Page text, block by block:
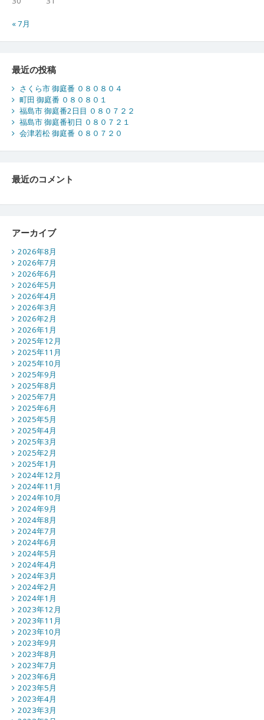
« 7月
最近の投稿
さくら市 御庭番 ０８０８０４
町田 御庭番 ０８０８０１
福島市 御庭番2日目 ０８０７２２
福島市 御庭番初日 ０８０７２１
会津若松 御庭番 ０８０７２０
最近のコメント
アーカイブ
2026年8月
2026年7月
2026年6月
2026年5月
2026年4月
2026年3月
2026年2月
2026年1月
2025年12月
2025年11月
2025年10月
2025年9月
2025年8月
2025年7月
2025年6月
2025年5月
2025年4月
2025年3月
2025年2月
2025年1月
2024年12月
2024年11月
2024年10月
2024年9月
2024年8月
2024年7月
2024年6月
2024年5月
2024年4月
2024年3月
2024年2月
2024年1月
2023年12月
2023年11月
2023年10月
2023年9月
2023年8月
2023年7月
2023年6月
2023年5月
2023年4月
2023年3月